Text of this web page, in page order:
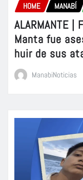
HOME MANABÍ
ALARMANTE
Manta fue
huir de sus
ManabiNoticias